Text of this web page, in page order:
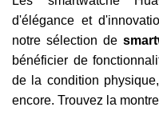
d'élégance et
notre sélection de
bénéficier de
de la condition
encore. Trouvez la